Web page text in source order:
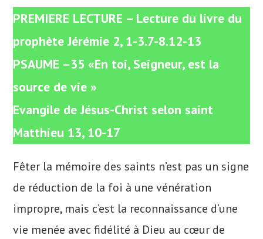
PREMIERE LECTURE – Lecture du livre du
prophète Jérémie 2, 1-3.7-8.12-13
PSAUME –35 «En toi, Seigneur, est la
source de vie »
Evangile de Jésus-Christ selon saint
Matthieu 13, 10-17
Fêter la mémoire des saints n’est pas un signe
de réduction de la foi à une vénération
impropre, mais c’est la reconnaissance d’une
vie menée avec fidélité à Dieu au cœur de